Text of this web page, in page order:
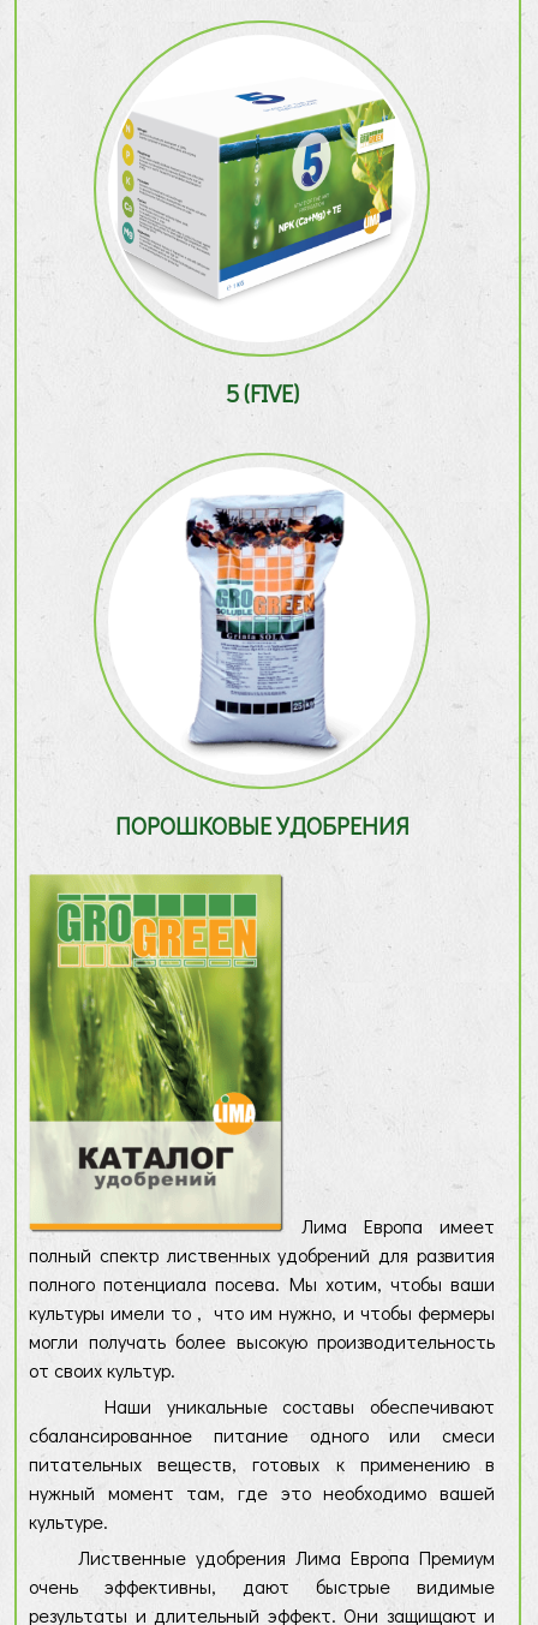
5 (FIVE)
ПОРОШКОВЫЕ УДОБРЕНИЯ
Лима Европа имеет
полный спектр лиственных удобрений для развития
полного потенциала посева. Мы хотим, чтобы ваши
культуры имели то , что им нужно, и чтобы фермеры
могли получать более высокую производительность
от своих культур.
Наши уникальные составы обеспечивают
сбалансированное питание одного или смеси
питательных веществ, готовых к применению в
нужный момент там, где это необходимо вашей
культуре.
Лиственные удобрения Лима Европа Премиум
очень эффективны, дают быстрые видимые
результаты и длительный эффект. Они защищают и